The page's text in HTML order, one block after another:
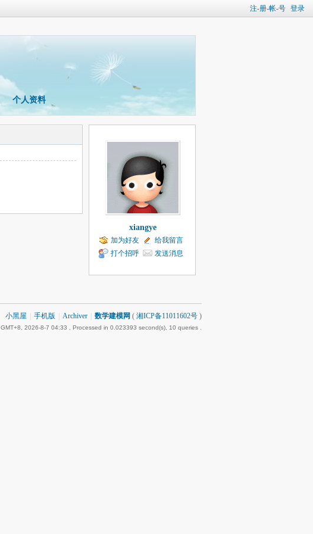
注-册-帐-号 登录
个人资料
xiangye
加为好友
给我留言
打个招呼
发送消息
小黑屋 手机版 Archiver 数学建模网 ( 湘ICP备11011602号 )
GMT+8, 2026-8-7 04:33 , Processed in 0.023393 second(s), 10 queries .